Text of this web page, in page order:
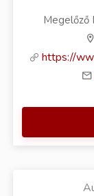
Megelőző
https://